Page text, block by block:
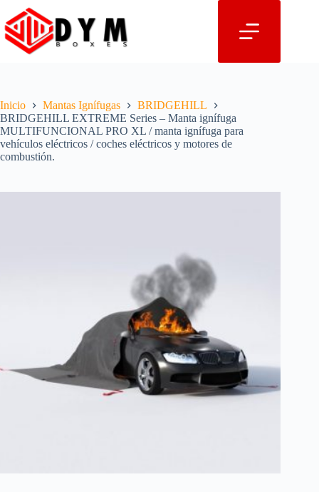
contenido
Inicio Mantas Ignífugas
BRIDGEHILL
BRIDGEHILL EXTREME Series – Manta ignífuga
MULTIFUNCIONAL PRO XL / manta ignífuga para
vehículos eléctricos / coches eléctricos y motores de
combustión.